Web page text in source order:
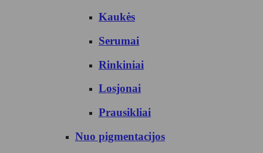
Kaukės
Serumai
Rinkiniai
Losjonai
Prausikliai
Nuo pigmentacijos